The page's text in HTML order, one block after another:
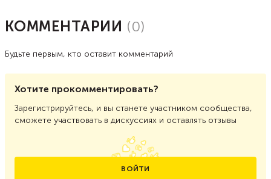
КОММЕНТАРИИ (0)
Будьте первым, кто оставит комментарий
Хотите прокомментировать?
Зарегистрируйтесь, и вы станете участником сообщества,
сможете участвовать в дискуссиях и оставлять отзывы
ВОЙТИ